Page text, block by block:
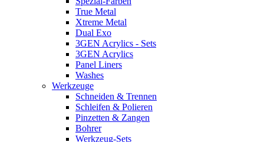
True Metal
Xtreme Metal
Dual Exo
3GEN Acrylics - Sets
3GEN Acrylics
Panel Liners
Washes
Werkzeuge
Schneiden & Trennen
Schleifen & Polieren
Pinzetten & Zangen
Bohrer
Werkzeug-Sets